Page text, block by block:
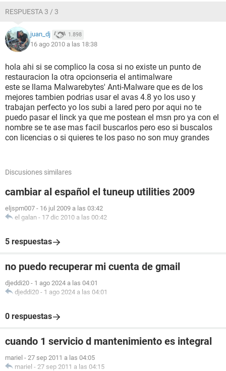
RESPUESTA 3 / 3
juan_dj 1.898
16 ago 2010 a las 18:38
hola ahi si se complico la cosa si no existe un punto de
restauracion la otra opcionseria el antimalware
este se llama Malwarebytes' Anti-Malware que es de los
mejores tambien podrias usar el avas 4.8 yo los uso y
trabajan perfecto yo los subi a lared pero por aqui no te
puedo pasar el linck ya que me postean el msn pro ya con el
nombre se te ase mas facil buscarlos pero eso si buscalos
con licencias o si quieres te los paso no son muy grandes
Discusiones similares
cambiar al español el tuneup utilities 2009
eljspm007 - 16 jul 2009 a las 03:42
el galan - 17 dic 2010 a las 00:42
5 respuestas
no puedo recuperar mi cuenta de gmail
djeddi20 - 1 ago 2024 a las 04:01
djeddi20 - 1 ago 2024 a las 04:01
0 respuestas
cuando 1 servicio d mantenimiento es integral
mariel - 27 sep 2011 a las 04:05
mariel - 27 sep 2011 a las 04:15